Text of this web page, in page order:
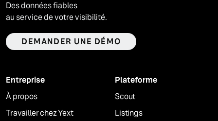
Des données fiables
au service de votre visibilité.
DEMANDER UNE DÉMO
Entreprise
À propos
Travailler chez Yext
Plateforme
Scout
Listings